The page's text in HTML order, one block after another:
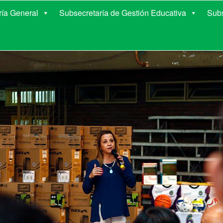
EDUCACIÓN DE
General Subsecretaría de Gestión Educativa